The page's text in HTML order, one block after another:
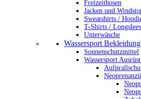
Freizeithosen
Jacken und
Sweatshirts /
T-Shirts /
Unterwäsche
Wassersport
Sonnenschutzmittel
Wassersport